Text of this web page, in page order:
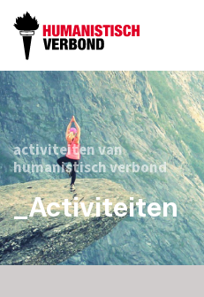
activiteiten van
humanistisch verbond
_Activiteiten